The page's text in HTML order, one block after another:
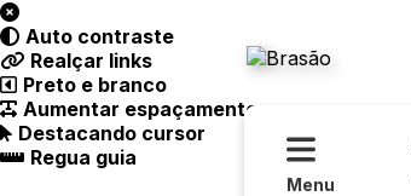
Menu
Auto contraste
Realçar links
Preto e branco
Aumentar espaçamento
Destacando cursor
Regua guia